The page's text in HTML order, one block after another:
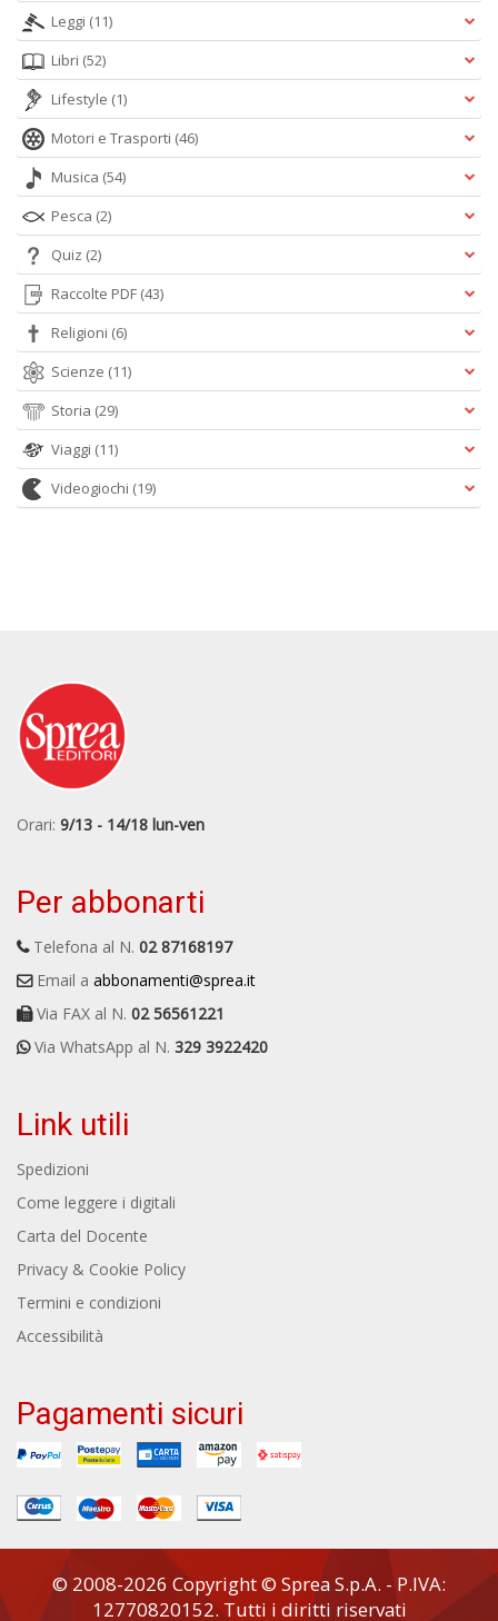
Leggi (11)
Libri (52)
Lifestyle (1)
Motori e Trasporti (46)
Musica (54)
Pesca (2)
Quiz (2)
Raccolte PDF (43)
Religioni (6)
Scienze (11)
Storia (29)
Viaggi (11)
Videogiochi (19)
Orari: 9/13 - 14/18 lun-ven
Per abbonarti
Telefona al N. 02 87168197
Email a abbonamenti@sprea.it
Via FAX al N. 02 56561221
Via WhatsApp al N. 329 3922420
Link utili
Spedizioni
Come leggere i digitali
Carta del Docente
Privacy & Cookie Policy
Termini e condizioni
Accessibilità
Pagamenti sicuri
© 2008-2026 Copyright © Sprea S.p.A. - P.IVA:
12770820152. Tutti i diritti riservati